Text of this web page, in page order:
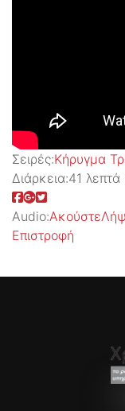
Σειρές:Kήρυγμα
Διάρκεια:41
Audio:Ακούστε
Επιστροφή